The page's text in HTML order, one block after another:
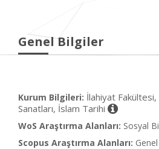
Genel Bilgiler
Kurum Bilgileri: İlahiyat
Sanatları, İslam Tarihi
WoS Araştırma Alanları: Sosyal
Scopus Araştırma Alanları: